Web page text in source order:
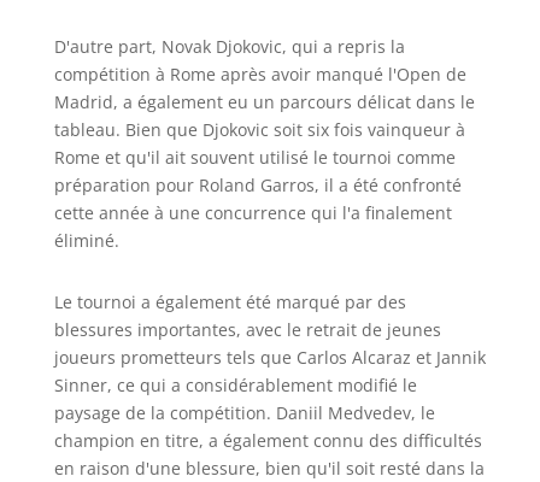
D'autre part, Novak Djokovic, qui a repris la
compétition à Rome après avoir manqué l'Open de
Madrid, a également eu un parcours délicat dans le
tableau. Bien que Djokovic soit six fois vainqueur à
Rome et qu'il ait souvent utilisé le tournoi comme
préparation pour Roland Garros, il a été confronté
cette année à une concurrence qui l'a finalement
éliminé.
Le tournoi a également été marqué par des
blessures importantes, avec le retrait de jeunes
joueurs prometteurs tels que Carlos Alcaraz et Jannik
Sinner, ce qui a considérablement modifié le
paysage de la compétition. Daniil Medvedev, le
champion en titre, a également connu des difficultés
en raison d'une blessure, bien qu'il soit resté dans la